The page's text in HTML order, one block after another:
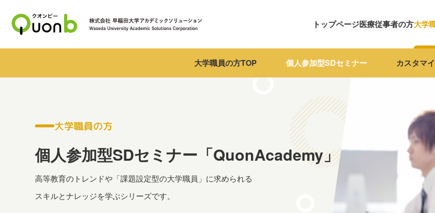
トップページ医療従事者の方大学
大学職員の方TOP 個人参加型SDセミナー カスタマ
大学職員の方
個人参加型SDセミナー「QuonAcademy」
高等教育のトレンドや「課題設定型の大学職員」に求められる
スキルとナレッジを学ぶシリーズです。